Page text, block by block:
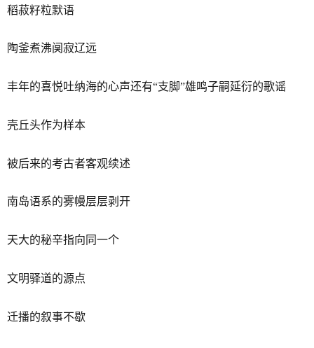
稻菽籽粒默语
陶釜煮沸阒寂辽远
丰年的喜悦吐纳海的心声还有“支脚”雄鸣子嗣延衍的歌谣
壳丘头作为样本
被后来的考古者客观续述
南岛语系的雾幔层层剥开
天大的秘辛指向同一个
文明驿道的源点
迁播的叙事不歇